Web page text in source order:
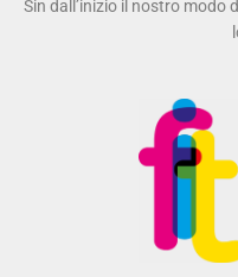
Sin dall’inizio il nostro modo